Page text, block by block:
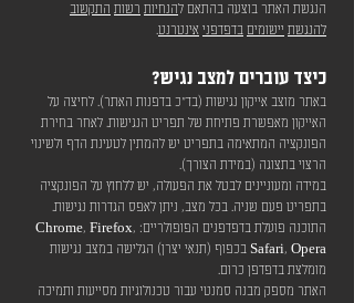
הנגשת האתר בוצעה בהתאם להנחיות רשות התקשוב
להנגשת יישומים בדפדפני אינטרנט.
כיצד עוברים למצב נגיש?
באתר מוצב אייקון נגישות (בד"כ בדפנות האתר). לחיצה על
האייקון מאפשרת פתיחת של תפריט הנגישות. לאחר בחירת
הפונקציה המתאימה בתפריט יש להמתין לטעינת הדף ולשינוי
הרצוי בתצוגה (במידת הצורך).
במידה ומעוניינים לבטל את הפעולה, יש ללחוץ על הפונקציה
בתפריט פעם שניה. בכל מצב, ניתן לאפס הגדרות נגישות.
התוכנה פועלת בדפדפנים הפופולריים: Chrome, Firefox,
Safari, Opera בכפוף (תנאי יצרן) הגלישה במצב נגישות
מומלצת בדפדפן כרום.
האתר מספק מבנה סמנטי עבור טכנולוגיות מסייעות ותמיכה